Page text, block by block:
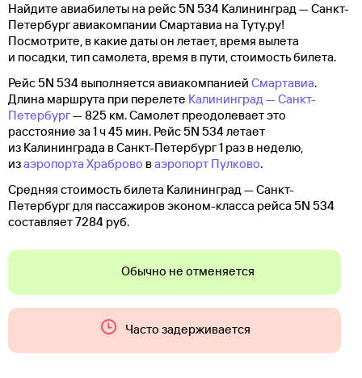
Найдите авиабилеты на рейс 5N 534 Калининград — Санкт-
Петербург авиакомпании Смартавиа на Туту.ру!
Посмотрите, в какие даты он летает, время вылета
и посадки, тип самолета, время в пути, стоимость билета.
Рейс 5N 534 выполняется авиакомпанией Смартавиа.
Длина маршрута при перелете Калининград — Санкт-
Петербург— 825 км. Самолет преодолевает это
расстояние за 1 ч 45 мин. Рейс 5N 534 летает
из Калининграда в Санкт-Петербург 1 раз в неделю,
изаэропорта Храброво ваэропорт Пулково.
Средняя стоимость билета Калининград — Санкт-
Петербург для пассажиров эконом-класса рейса 5N 534
составляет 7284 руб.
Обычно не отменяется
Часто задерживается